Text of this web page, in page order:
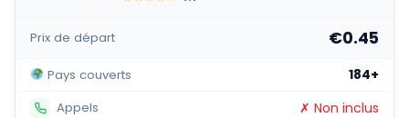
Prix de départ €0.45
Pays couverts 184+
Appels ✗ Non inclus